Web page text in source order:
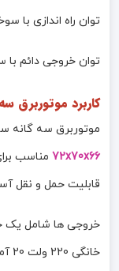
توان راه اندازی با سوخت
توان خروجی دائم با سوخت
کاربرد موتوربرق سه گانه سوز
موتوربرق سه گانه سوز 12 کیلووات
72x70x66 مناسب
قابلیت حمل و نقل
خانگی 220 ولت 20 آمپر است.